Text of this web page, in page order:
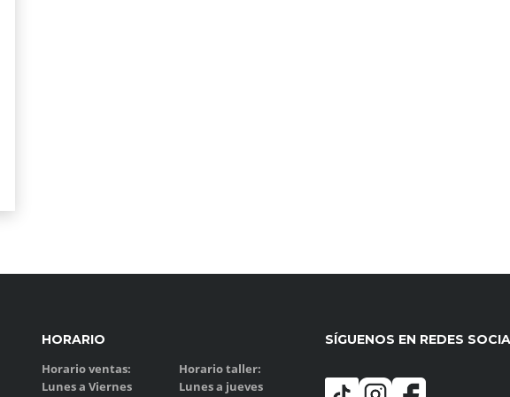
HORARIO
Horario ventas:
Lunes a Viernes
Horario taller:
Lunes a jueves
SÍGUENOS EN REDES